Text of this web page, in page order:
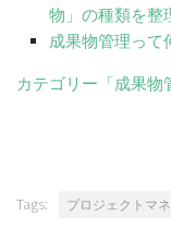
物」の種類を整
成果物管理って
カテゴリー「成果物
Tags: プロジェクトマ